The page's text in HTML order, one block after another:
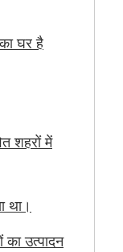
घर है
शहरों में
था।
का उत्पादन